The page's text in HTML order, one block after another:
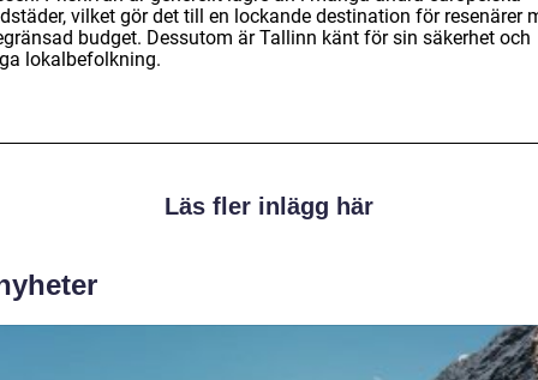
vilket gör det till en lockande destination för resenärer
budget. Dessutom är Tallinn känt för sin säkerhet och
lokalbefolkning.
Läs fler inlägg här